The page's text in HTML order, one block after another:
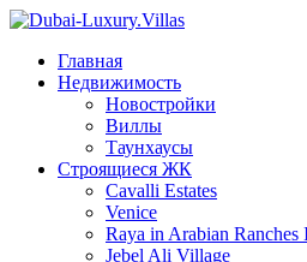
Главная
Недвижимость
Новостройки
Виллы
Таунхаусы
Строящиеся ЖК
Cavalli Estates
Venice
Raya in Arabian Ranches
Jebel Ali Village